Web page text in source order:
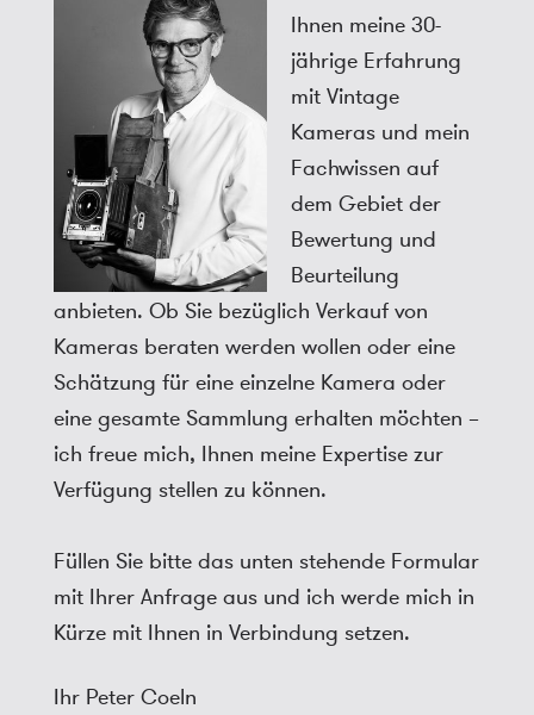
Ihnen meine 30-
jährige Erfahrung
mit Vintage
Kameras und mein
Fachwissen auf
dem Gebiet der
Bewertung und
Beurteilung
anbieten. Ob Sie bezüglich Verkauf von
Kameras beraten werden wollen oder eine
Schätzung für eine einzelne Kamera oder
eine gesamte Sammlung erhalten möchten –
ich freue mich, Ihnen meine Expertise zur
Verfügung stellen zu können.
Füllen Sie bitte das unten stehende Formular
mit Ihrer Anfrage aus und ich werde mich in
Kürze mit Ihnen in Verbindung setzen.
Ihr Peter Coeln